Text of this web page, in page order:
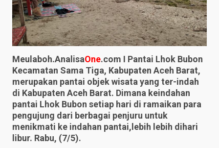
Meulaboh.AnalisaOne.com I Pantai Lhok Bubon
Kecamatan Sama Tiga, Kabupaten Aceh Barat,
merupakan pantai objek wisata yang ter-indah
di Kabupaten Aceh Barat. Dimana keindahan
pantai Lhok Bubon setiap hari di ramaikan para
pengujung dari berbagai penjuru untuk
menikmati ke indahan pantai,lebih lebih dihari
libur. Rabu, (7/5).